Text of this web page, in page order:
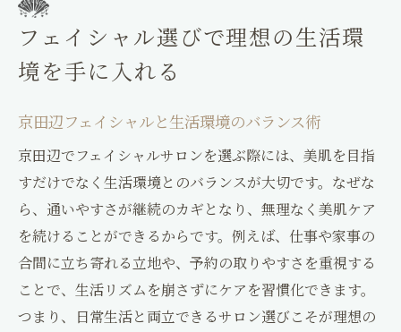
京田辺フェイシャルで長く美肌を保つ工夫
京田辺フェイシャルを習慣化するコツ
京田辺で見つかるライフスタイルに合うケア
京田辺フェイシャルで叶える自分らしいケ
ライフスタイルに合わせた京田辺フェイシ
ャル
毎日の生活を支える京田辺フェイシャル選
び
自分に合う京田辺フェイシャルケアの見つ
け方
フェイシャル選びで理想の生活環
境を手に入れる
京田辺フェイシャルと生活環境のバランス術
京田辺でフェイシャルサロンを選ぶ際には、美肌を目指
すだけでなく生活環境とのバランスが大切です。なぜな
ら、通いやすさが継続のカギとなり、無理なく美肌ケア
を続けることができるからです。例えば、仕事や家事の
合間に立ち寄れる立地や、予約の取りやすさを重視する
ことで、生活リズムを崩さずにケアを習慣化できます。
つまり、日常生活と両立できるサロン選びこそが理想の